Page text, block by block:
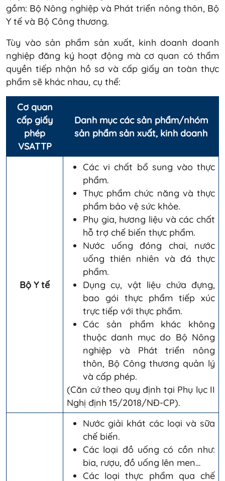
gồm: Bộ Nông nghiệp và Phát triển nông thôn, Bộ
Y tế và Bộ Công thương.
Tùy vào sản phẩm sản xuất, kinh doanh doanh
nghiệp đăng ký hoạt động mà cơ quan có thẩm
quyền tiếp nhận hồ sơ và cấp giấy an toàn thực
phẩm sẽ khác nhau, cụ thể:
Cơ quan
cấp giấy
phép
VSATTP
Danh mục các sản phẩm/nhóm
sản phẩm sản xuất, kinh doanh
Bộ Y tế
Các vi chất bổ sung vào thực
phẩm.
Thực phẩm chức năng và thực
phẩm bảo vệ sức khỏe.
Phụ gia, hương liệu và các chất
hỗ trợ chế biến thực phẩm.
Nước uống đóng chai, nước
uống thiên nhiên và đá thực
phẩm.
Dụng cụ, vật liệu chứa đựng,
bao gói thực phẩm tiếp xúc
trực tiếp với thực phẩm.
Các sản phẩm khác không
thuộc danh mục do Bộ Nông
nghiệp và Phát triển nông
thôn, Bộ Công thương quản lý
và cấp phép.
(Căn cứ theo quy định tại Phụ lục II
Nghị định 15/2018/NĐ-CP).
Nước giải khát các loại và sữa
chế biến.
Các loại đồ uống có cồn như:
bia, rượu, đồ uống lên men…
Các loại thực phẩm qua chế